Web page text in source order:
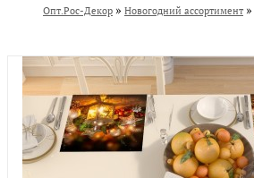
Опт.Рос-Декор » Новогодний ассортимент »